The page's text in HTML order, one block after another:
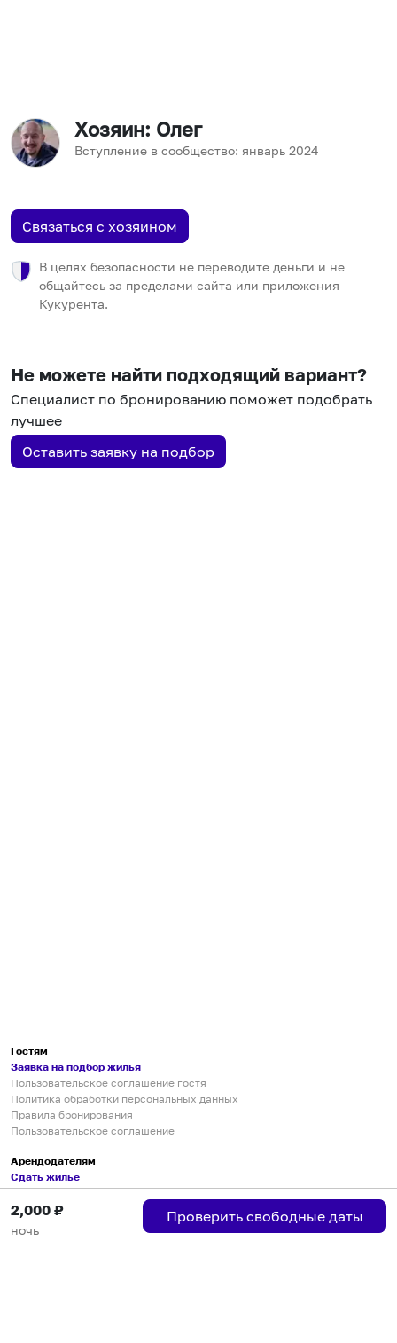
Хозяин: Олег
Вступление в сообщество: январь 2024
Связаться с хозяином
В целях безопасности не переводите деньги и не
общайтесь за пределами сайта или приложения
Кукурента.
Не можете найти подходящий вариант?
Специалист по бронированию поможет подобрать
лучшее
Оставить заявку на подбор
2,000 ₽
ночь
Проверить свободные даты
Гостям
Заявка на подбор жилья
Пользовательское соглашение гостя
Политика обработки персональных данных
Правила бронирования
Пользовательское соглашение
Арендодателям
Сдать жилье
Пользовательское соглашение
Правила публикации объявлений